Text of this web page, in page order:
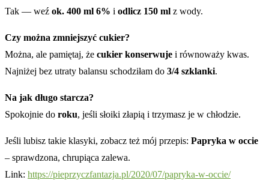
Tak — weź ok. 400 ml 6% i odlicz 150 ml z wody.
Czy można zmniejszyć cukier?
Można, ale pamiętaj, że cukier konserwuje i równoważy kwas.
Najniżej bez utraty balansu schodziłam do 3/4 szklanki.
Na jak długo starcza?
Spokojnie do roku, jeśli słoiki złapią i trzymasz je w chłodzie.
Jeśli lubisz takie klasyki, zobacz też mój przepis: Papryka w occie
– sprawdzona, chrupiąca zalewa.
Link: https://pieprzyczfantazja.pl/2020/07/papryka-w-occie/